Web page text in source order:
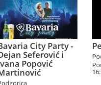
City Party -
Seferović i
Popović